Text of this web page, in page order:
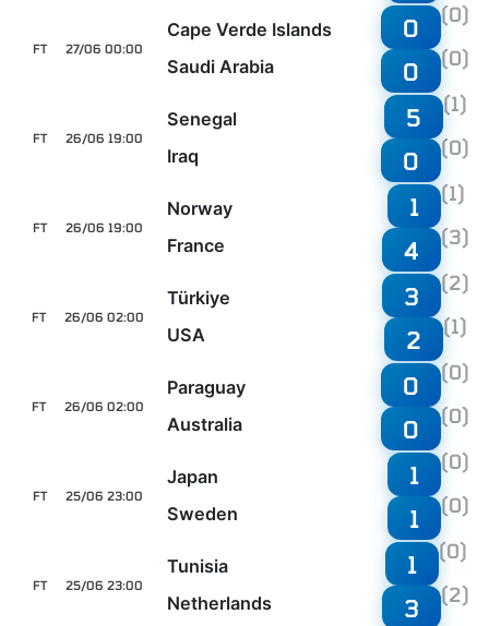
27/06 00:00
FT
Cape Verde Islands
Saudi Arabia
0 (0)
0 (0)
26/06 19:00
FT
Senegal
Iraq
5 (1)
0 (0)
26/06 19:00
FT
Norway
France
1 (1)
4 (3)
26/06 02:00
FT
Türkiye
USA
3 (2)
2 (1)
26/06 02:00
FT
Paraguay
Australia
0 (0)
0 (0)
25/06 23:00
FT
Japan
Sweden
1 (0)
1 (0)
25/06 23:00
FT
Tunisia
Netherlands
1 (0)
3 (2)